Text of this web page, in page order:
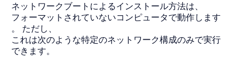
ネットワークブートによるインストール方法は、
フォーマットされていないコンピュータで動作します
。 ただし、
これは次のような特定のネットワーク構成のみで実行
できます。